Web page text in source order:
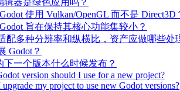
辑器是绿色应用吗？
使用 Vulkan/OpenGL 而不是 Direct3D
旨在保持其核心功能集较小？
配多种分辨率和纵横比，资产应做哪些处
Godot？
下一个版本什么时候发布？
version should I use for a new project?
upgrade my project to use new Godot versions?